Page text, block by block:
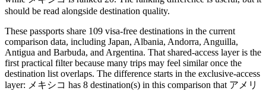
should be read alongside destination quality.
These passports share 109 visa-free destinations in the current
comparison data, including Japan, Albania, Andorra, Anguilla,
Antigua and Barbuda, and Argentina. That shared-access layer is the
first practical filter because many trips may feel similar once the
destination list overlaps. The difference starts in the exclusive-access
layer: メキシコ has 8 destination(s) in this comparison that アメリ